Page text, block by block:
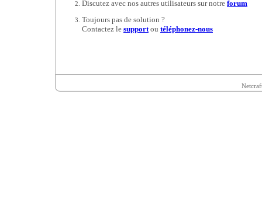
Discutez avec nos autres utilisateurs sur notre forum
Toujours pas de solution ?
Contactez le supportou téléphonez-nous